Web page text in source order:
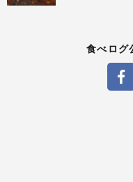
食べログ